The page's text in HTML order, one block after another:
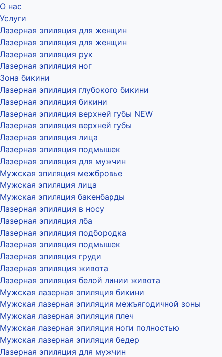
О нас
Услуги
Лазерная эпиляция для женщин
Лазерная эпиляция для женщин
Лазерная эпиляция рук
Лазерная эпиляция ног
Зона бикини
Лазерная эпиляция глубокого бикини
Лазерная эпиляция бикини
Лазерная эпиляция верхней губы NEW
Лазерная эпиляция верхней губы
Лазерная эпиляция лица
Лазерная эпиляция подмышек
Лазерная эпиляция для мужчин
Мужская эпиляция межбровье
Мужская эпиляция лица
Мужская эпиляция бакенбарды
Лазерная эпиляция в носу
Лазерная эпиляция лба
Лазерная эпиляция подбородка
Лазерная эпиляция подмышек
Лазерная эпиляция груди
Лазерная эпиляция живота
Лазерная эпиляция белой линии живота
Мужская лазерная эпиляция бикини
Мужская лазерная эпиляция межъягодичной зоны
Мужская лазерная эпиляция плеч
Мужская лазерная эпиляция ноги полностью
Мужская лазерная эпиляция бедер
Лазерная эпиляция для мужчин